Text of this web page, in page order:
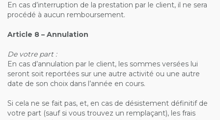
En cas d’interruption de la prestation par le client, il ne sera
procédé à aucun remboursement.
Article 8 – Annulation
De votre part :
En cas d’annulation par le client, les sommes versées lui
seront soit reportées sur une autre activité ou une autre
date de son choix dans l’année en cours.
Si cela ne se fait pas, et, en cas de désistement définitif de
votre part (sauf si vous trouvez un remplaçant), les frais